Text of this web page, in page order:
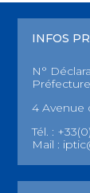
INFOS
N°
4 Avenue
Tél. :
Mail :